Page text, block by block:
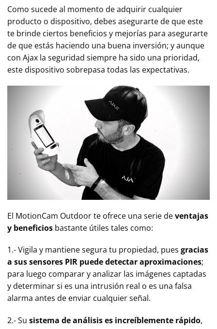
Como sucede al momento de adquirir cualquier
producto o dispositivo, debes asegurarte de que este
te brinde ciertos beneficios y mejorías para asegurarte
de que estás haciendo una buena inversión; y aunque
con Ajax la seguridad siempre ha sido una prioridad,
este dispositivo sobrepasa todas las expectativas.
El MotionCam Outdoor te ofrece una serie deventajas
y beneficios bastante útiles tales como:
1.- Vigila y mantiene segura tu propiedad, pues gracias
a sus sensores PIR puede detectar aproximaciones;
para luego comparar y analizar las imágenes captadas
y determinar si es una intrusión real o es una falsa
alarma antes de enviar cualquier señal.
2.- Su sistema de análisis es increíblemente rápido,